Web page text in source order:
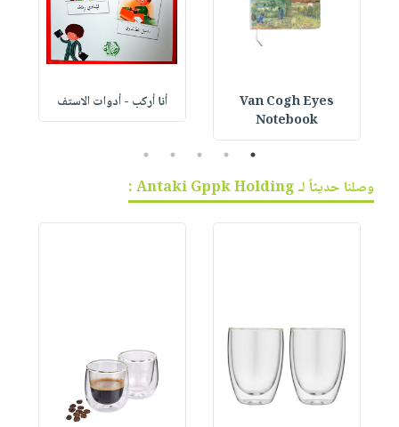
Van Cogh Eyes
Notebook
أنا أركب - أدوات الاستف
1
2
3
4
5
وصلنا حديثاً لـ Antaki Gppk Holding :